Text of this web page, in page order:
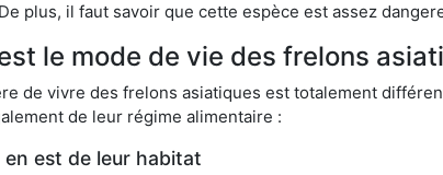
plus, il faut savoir que cette espèce est assez
le mode de vie des frelons
de vivre des frelons asiatiques est totalement
de leur régime alimentaire :
en est de leur habitat